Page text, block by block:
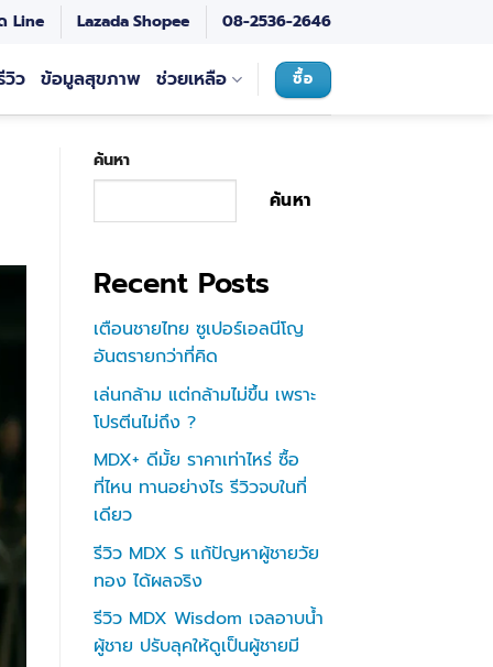
Line LazadaShopee 08-2536-2646
วิว ข้อมูลสุขภาพ ช่วยเหลือ ซื้อ
ค้นหา
ค้นหา
Recent Posts
เตือนชายไทย ซูเปอร์เอลนีโญ
อันตรายกว่าที่คิด
เล่นกล้าม แต่กล้ามไม่ขึ้น เพราะ
โปรตีนไม่ถึง ?
MDX+ ดีมั้ย ราคาเท่าไหร่ ซื้อ
ที่ไหน ทานอย่างไร รีวิวจบในที่
เดียว
รีวิว MDX S แก้ปัญหาผู้ชายวัย
ทอง ได้ผลจริง
รีวิว MDX Wisdom เจลอาบน้ำ
ผู้ชาย ปรับลุคให้ดูเป็นผู้ชายมี